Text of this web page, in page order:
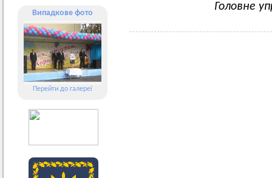
Випадкове фото
Перейти до галереї
Головне